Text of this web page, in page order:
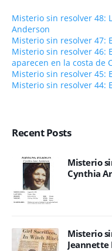
Misterio sin resolver 48:
Anderson
Misterio sin resolver 47:
Misterio sin resolver 46:
aparecen en la costa de
Misterio sin resolver 45:
Misterio sin resolver 44:
Recent Posts
Misterio
Cynthia
Misterio
Jeannette